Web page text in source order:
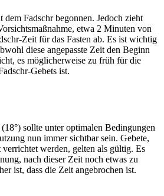
dem Fadschr begonnen. Jedoch zieht
etwa 2 Minuten von
Zeit für das Fasten ab. Es ist wichtig
diese angepasste Zeit den Beginn
es möglicherweise zu früh für die
Gebets ist.
sollte unter optimalen Bedingungen
nun immer sichtbar sein. Gebete,
verrichtet werden, gelten als gültig. Es
nach dieser Zeit noch etwas zu
ist, dass die Zeit angebrochen ist.